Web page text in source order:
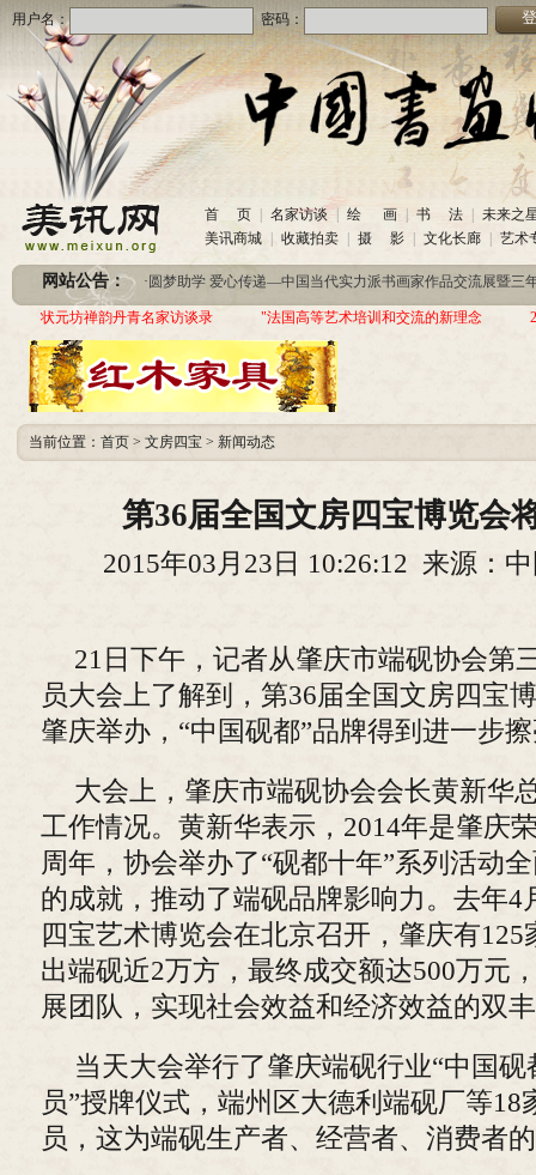
用户名： 密码：
首 页 名家访谈 绘 画 书 法
未来之
美讯商城
收藏拍卖 摄 影 文化长廊 艺术
网站公告：
· 美讯网诚招合作伙伴 (2020-10-26)
中国书画收藏频道服务咨询热线
· 圆梦助学 爱心传递—中国当代实力派书画家作品交流展暨三年帮助100位贫困儿童行动
·美讯网诚招合作伙伴(2020-10-26)
· 中国书画收藏频道服务咨询热线
(2020-06-26)
圆梦助学 爱心传递—中国当代实力派书画家作品交流展暨三年帮助100位贫困儿童行动
状元坊禅韵丹青名家访谈录 "法国高等艺术培训和交流的新理念
当前位置： 首页 > 文房四宝 > 新闻动态
第36届全国文房四宝博览会
2015年03月23日 10:26:12 来源：
21日下午，记者从肇庆市端砚协会第
员大会上了解到，第36届全国文房四宝
肇庆举办，“中国砚都”品牌得到进一步
大会上，肇庆市端砚协会会长黄新华
工作情况。黄新华表示，2014年是肇庆
周年，协会举办了“砚都十年”系列活动
的成就，推动了端砚品牌影响力。去年4
四宝艺术博览会在北京召开，肇庆有
出端砚近2万方，最终成交额达500万元
展团队，实现社会效益和经济效益的双
当天大会举行了肇庆端砚行业“中国砚
员”授牌仪式，端州区大德利端砚厂等
员，这为端砚生产者、经营者、消费者